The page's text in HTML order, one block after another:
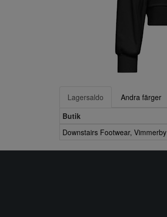
Lagersaldo
Andra färger
Butik
Downstairs Footwear, Vimmerby